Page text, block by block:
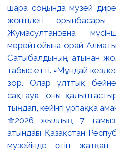
⚜️2026 жылдың 7 тамыз
атындағы Қазақстан
музейінде өтіп